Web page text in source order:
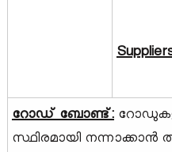
റോഡ് ബോണ്ട്:
സ്ഥിരമായി നന്നാക്കാൻ